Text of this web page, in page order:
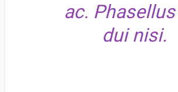
ac.
dui nisi.